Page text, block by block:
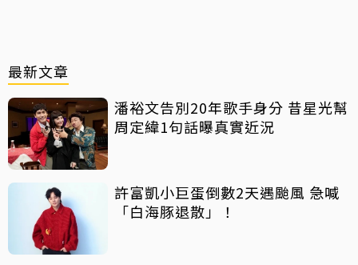
最新文章
潘裕文告別20年歌手身分 昔星光幫
周定緯1句話曝真實近況
許富凱小巨蛋倒數2天遇颱風 急喊
「白海豚退散」！